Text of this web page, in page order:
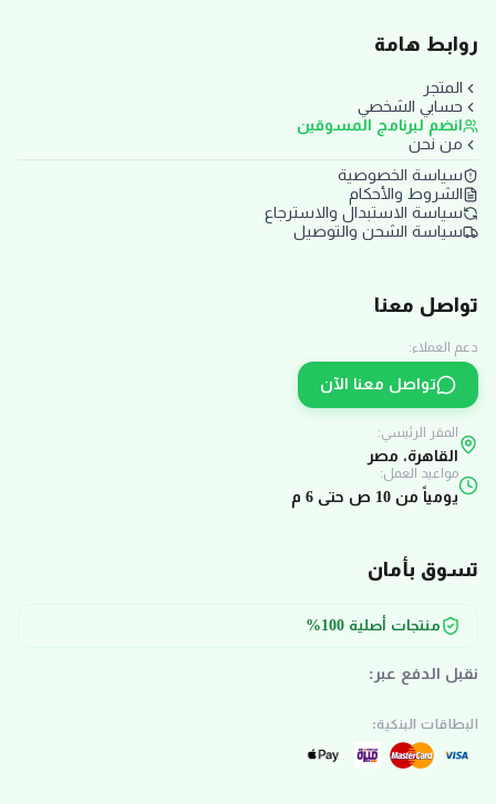
روابط هامة
المتجر
حسابي الشخصي
انضم لبرنامج المسوقين
من نحن
سياسة الخصوصية
الشروط والأحكام
سياسة الاستبدال والاسترجاع
سياسة الشحن والتوصيل
تواصل معنا
دعم العملاء:
تواصل معنا الآن
المقر الرئيسي:
القاهرة، مصر
مواعيد العمل:
يومياً من 10 ص حتى 6 م
تسوق بأمان
منتجات أصلية 100%
نقبل الدفع عبر:
البطاقات البنكية: